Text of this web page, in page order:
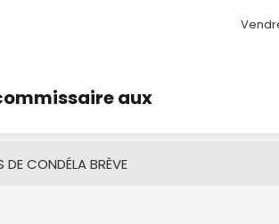
aux
DE CONDÉLA BRÈVE